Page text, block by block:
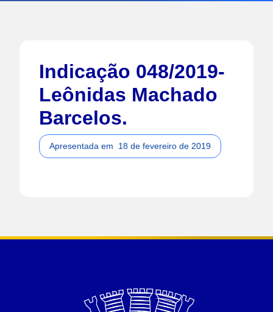
Indicação 048/2019-
Leônidas Machado
Barcelos.
Apresentada em 18 de fevereiro de 2019